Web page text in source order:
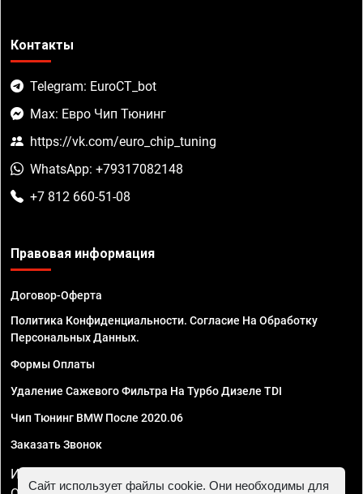
Контакты
Telegram: EuroCT_bot
Max: Евро Чип Тюнинг
https://vk.com/euro_chip_tuning
WhatsApp: +79317082148
+7 812 660-51-08
Правовая информация
Договор-Оферта
Политика Конфиденциальности. Согласие На Обработку
Персональных Данных.
Формы Оплаты
Удаление Сажевого Фильтра На Турбо Дизеле TDI
Чип Тюнинг BMW После 2020.06
Заказать Звонок
ИП Смирнов Георгий Павлович. ИНН 781302555843,
Сайт использует файлы cookie. Они необходимы для